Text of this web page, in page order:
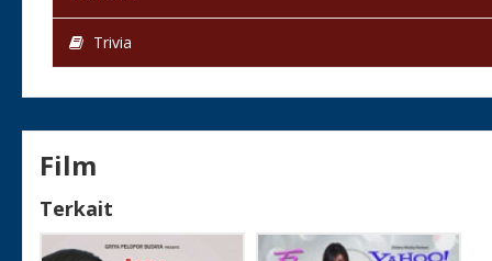
Trivia
Film
Terkait